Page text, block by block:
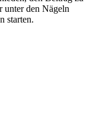
unter den Nägeln
starten.